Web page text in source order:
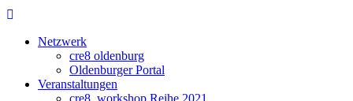
Netzwerk
cre8 oldenburg
Oldenburger Portal
Veranstaltungen
cre8_workshop Reihe 2021